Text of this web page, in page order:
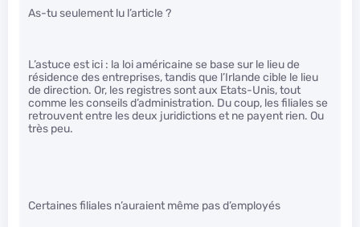
As-tu seulement lu l’article ?
L’astuce est ici : la loi américaine se base sur le lieu de
résidence des entreprises, tandis que l’Irlande cible le lieu
de direction. Or, les registres sont aux Etats-Unis, tout
comme les conseils d’administration. Du coup, les filiales se
retrouvent entre les deux juridictions et ne payent rien. Ou
très peu.
Certaines filiales n’auraient même pas d’employés